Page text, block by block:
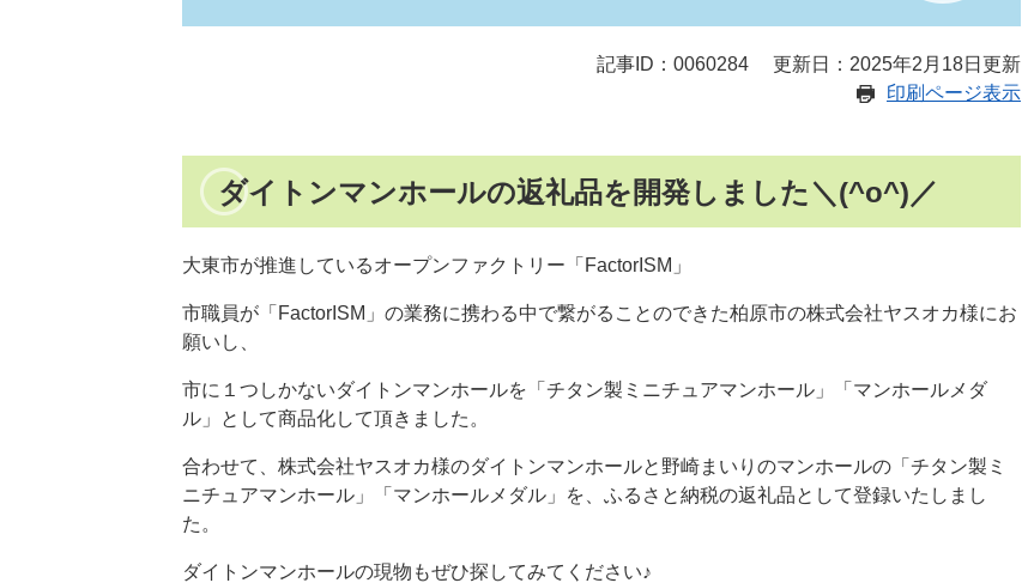
記事ID：0060284
更新日：2025年2月18日更新
印刷ページ表示
ダイトンマンホールの返礼品を開発しました＼(^o^)／
大東市が推進しているオープンファクトリー「FactorISM」
市職員が「FactorISM」の業務に携わる中で繋がることのできた柏原市の株式会社ヤスオカ様にお
願いし、
市に１つしかないダイトンマンホールを「チタン製ミニチュアマンホール」「マンホールメダ
ル」として商品化して頂きました。
合わせて、株式会社ヤスオカ様のダイトンマンホールと野崎まいりのマンホールの「チタン製ミ
ニチュアマンホール」「マンホールメダル」を、ふるさと納税の返礼品として登録いたしまし
た。
ダイトンマンホールの現物もぜひ探してみてください♪